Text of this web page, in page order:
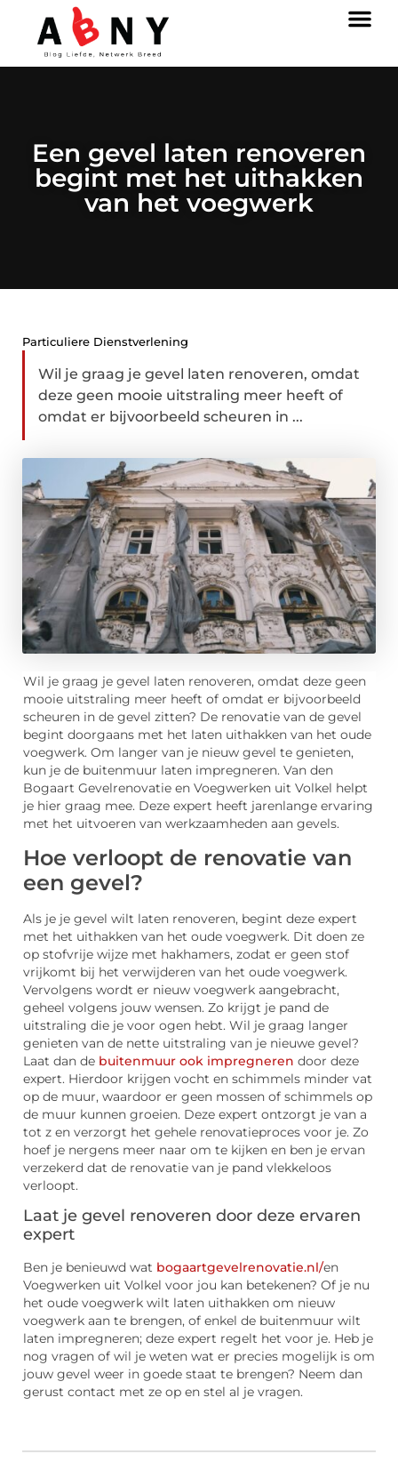
Een gevel laten renoveren
begint met het uithakken
van het voegwerk
Particuliere Dienstverlening
Wil je graag je gevel laten renoveren, omdat
deze geen mooie uitstraling meer heeft of
omdat er bijvoorbeeld scheuren in ...
Wil je graag je gevel laten renoveren, omdat deze geen
mooie uitstraling meer heeft of omdat er bijvoorbeeld
scheuren in de gevel zitten? De renovatie van de gevel
begint doorgaans met het laten uithakken van het oude
voegwerk. Om langer van je nieuw gevel te genieten,
kun je de buitenmuur laten impregneren. Van den
Bogaart Gevelrenovatie en Voegwerken uit Volkel helpt
je hier graag mee. Deze expert heeft jarenlange ervaring
met het uitvoeren van werkzaamheden aan gevels.
Hoe verloopt de renovatie van
een gevel?
Als je je gevel wilt laten renoveren, begint deze expert
met het uithakken van het oude voegwerk. Dit doen ze
op stofvrije wijze met hakhamers, zodat er geen stof
vrijkomt bij het verwijderen van het oude voegwerk.
Vervolgens wordt er nieuw voegwerk aangebracht,
geheel volgens jouw wensen. Zo krijgt je pand de
uitstraling die je voor ogen hebt. Wil je graag langer
genieten van de nette uitstraling van je nieuwe gevel?
Laat dan de buitenmuur ook impregneren door deze
expert. Hierdoor krijgen vocht en schimmels minder vat
op de muur, waardoor er geen mossen of schimmels op
de muur kunnen groeien. Deze expert ontzorgt je van a
tot z en verzorgt het gehele renovatieproces voor je. Zo
hoef je nergens meer naar om te kijken en ben je ervan
verzekerd dat de renovatie van je pand vlekkeloos
verloopt.
Laat je gevel renoveren door deze ervaren
expert
Ben je benieuwd wat bogaartgevelrenovatie.nl/en
Voegwerken uit Volkel voor jou kan betekenen? Of je nu
het oude voegwerk wilt laten uithakken om nieuw
voegwerk aan te brengen, of enkel de buitenmuur wilt
laten impregneren; deze expert regelt het voor je. Heb je
nog vragen of wil je weten wat er precies mogelijk is om
jouw gevel weer in goede staat te brengen? Neem dan
gerust contact met ze op en stel al je vragen.